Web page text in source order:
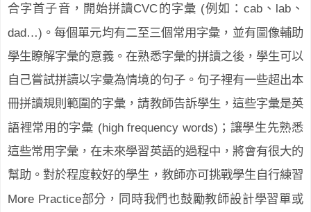
合字首子音，開始拼讀CVC的字彙 (例如： cab、 lab、
dad…) 。每個單元均有二至三個常用字彙，並有圖像輔助
學生瞭解字彙的意義。在熟悉字彙的拼讀之後，學生可以
自己嘗試拼讀以字彙為情境的句子。句子裡有一些超出本
冊拼讀規則範圍的字彙，請教師告訴學生，這些字彙是英
語裡常用的字彙 (high frequency words) ；讓學生先熟悉
這些常用字彙，在未來學習英語的過程中，將會有很大的
幫助。對於程度較好的學生，教師亦可挑戰學生自行練習
More Practice部分，同時我們也鼓勵教師設計學習單或